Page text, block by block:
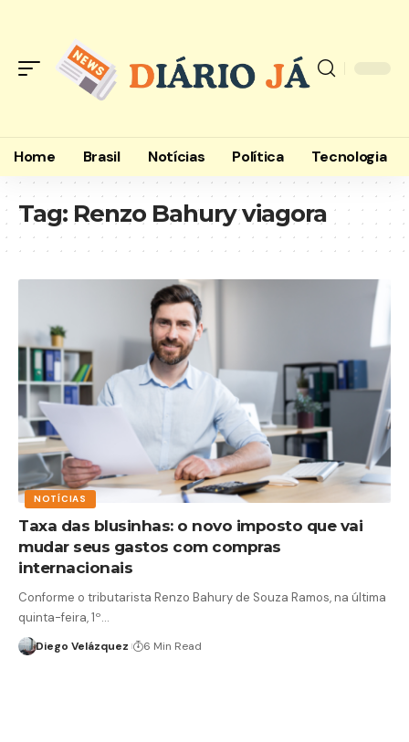
Home Brasil Notícias Política Tecnologia
Tag: Renzo Bahury viagora
NOTÍCIAS
Taxa das blusinhas: o novo imposto que vai
mudar seus gastos com compras
internacionais
Conforme o tributarista Renzo Bahury de Souza Ramos, na última
quinta-feira, 1º…
Diego Velázquez 6 Min Read